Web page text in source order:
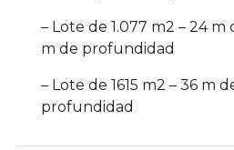
– Lote de 1.077 m2 – 24
m de profundidad
– Lote de 1615 m2 – 36 m
profundidad